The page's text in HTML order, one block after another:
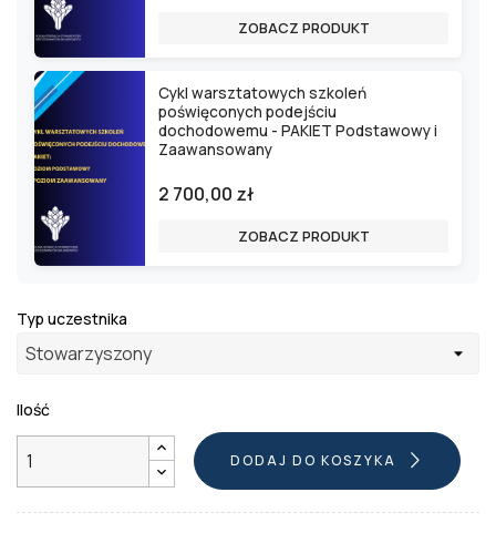
ZOBACZ PRODUKT
Cykl warsztatowych szkoleń
poświęconych podejściu
dochodowemu - PAKIET Podstawowy i
Zaawansowany
2 700,00 zł
ZOBACZ PRODUKT
Typ uczestnika
Ilość
DODAJ DO KOSZYKA